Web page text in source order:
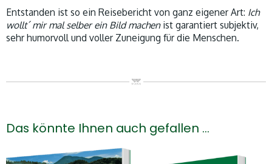
Entstanden ist so ein Reisebericht von ganz eigener Art: Ich
wollt´ mir mal selber ein Bild machenist garantiert subjektiv,
sehr humorvoll und voller Zuneigung für die Menschen.
Das könnte Ihnen auch gefallen …